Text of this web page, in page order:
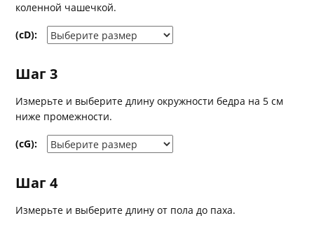
коленной чашечкой.
(cD):
Шаг 3
Измерьте и выберите длину окружности бедра на 5 см
ниже промежности.
(cG):
Шаг 4
Измерьте и выберите длину от пола до паха.